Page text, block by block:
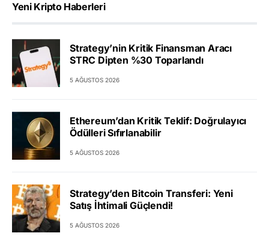
Yeni Kripto Haberleri
Strategy’nin Kritik Finansman Aracı
STRC Dipten %30 Toparlandı
5 AĞUSTOS 2026
Ethereum’dan Kritik Teklif: Doğrulayıcı
Ödülleri Sıfırlanabilir
5 AĞUSTOS 2026
Strategy’den Bitcoin Transferi: Yeni
Satış İhtimali Güçlendi!
5 AĞUSTOS 2026